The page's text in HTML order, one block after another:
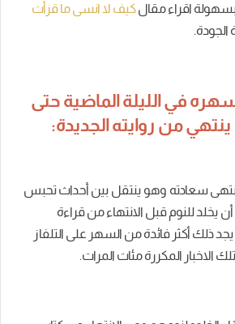
اقراء مقالكيف لا انسى ما قرأت
الجودة.
في الليلة الماضية حتى
من روايته الجديدة:
سعادته وهو ينتقل بين أحداث تحبس
يخلد للنوم قبل الانتهاء من قراءة
ذلك أكثر فائدة من السهر على التلفاز
الاخبار المكررة مئات المرات.